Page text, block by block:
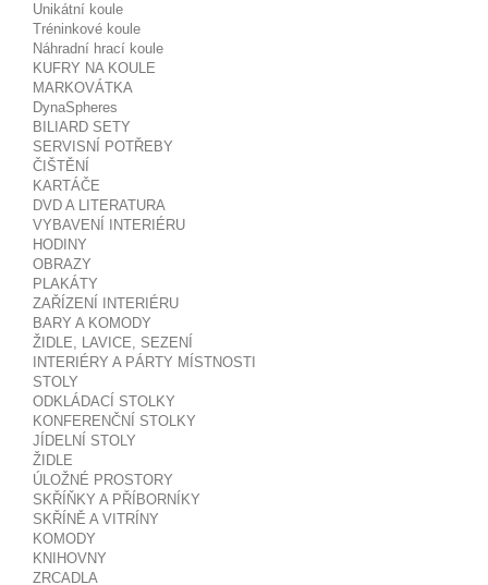
Unikátní koule
Tréninkové koule
Náhradní hrací koule
KUFRY NA KOULE
MARKOVÁTKA
DynaSpheres
BILIARD SETY
SERVISNÍ POTŘEBY
ČIŠTĚNÍ
KARTÁČE
DVD A LITERATURA
VYBAVENÍ INTERIÉRU
HODINY
OBRAZY
PLAKÁTY
ZAŘÍZENÍ INTERIÉRU
BARY A KOMODY
ŽIDLE, LAVICE, SEZENÍ
INTERIÉRY A PÁRTY MÍSTNOSTI
STOLY
ODKLÁDACÍ STOLKY
KONFERENČNÍ STOLKY
JÍDELNÍ STOLY
ŽIDLE
ÚLOŽNÉ PROSTORY
SKŘÍŇKY A PŘÍBORNÍKY
SKŘÍNĚ A VITRÍNY
KOMODY
KNIHOVNY
ZRCADLA